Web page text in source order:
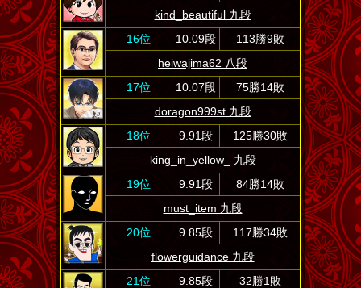
kind_beautiful 九段
16位
10.09段
113勝9敗
heiwajima62 八段
17位
10.07段
75勝14敗
doragon999st 九段
18位
9.91段
125勝30敗
king_in_yellow_ 九段
19位
9.91段
84勝14敗
must_item 九段
20位
9.85段
117勝34敗
flowerguidance 九段
21位
9.85段
32勝1敗